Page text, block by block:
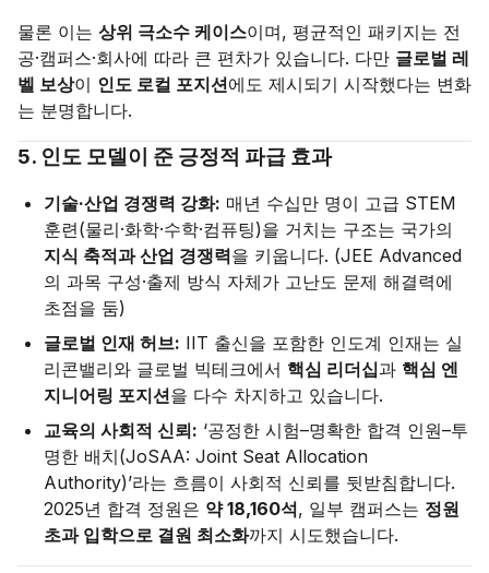
물론 이는 상위 극소수 케이스이며, 평균적인 패키지는 전
공·캠퍼스·회사에 따라 큰 편차가 있습니다. 다만 글로벌 레
벨 보상이 인도 로컬 포지션에도 제시되기 시작했다는 변화
는 분명합니다.
5. 인도 모델이 준 긍정적 파급 효과
기술·산업 경쟁력 강화: 매년 수십만 명이 고급 STEM
훈련(물리·화학·수학·컴퓨팅)을 거치는 구조는 국가의
지식 축적과 산업 경쟁력을 키웁니다. (JEE Advanced
의 과목 구성·출제 방식 자체가 고난도 문제 해결력에
초점을 둠)
글로벌 인재 허브: IIT 출신을 포함한 인도계 인재는 실
리콘밸리와 글로벌 빅테크에서 핵심 리더십과 핵심 엔
지니어링 포지션을 다수 차지하고 있습니다.
교육의 사회적 신뢰: ‘공정한 시험–명확한 합격 인원–투
명한 배치(JoSAA: Joint Seat Allocation
Authority)’라는 흐름이 사회적 신뢰를 뒷받침합니다.
2025년 합격 정원은 약 18,160석, 일부 캠퍼스는 정원
초과 입학으로 결원 최소화까지 시도했습니다.